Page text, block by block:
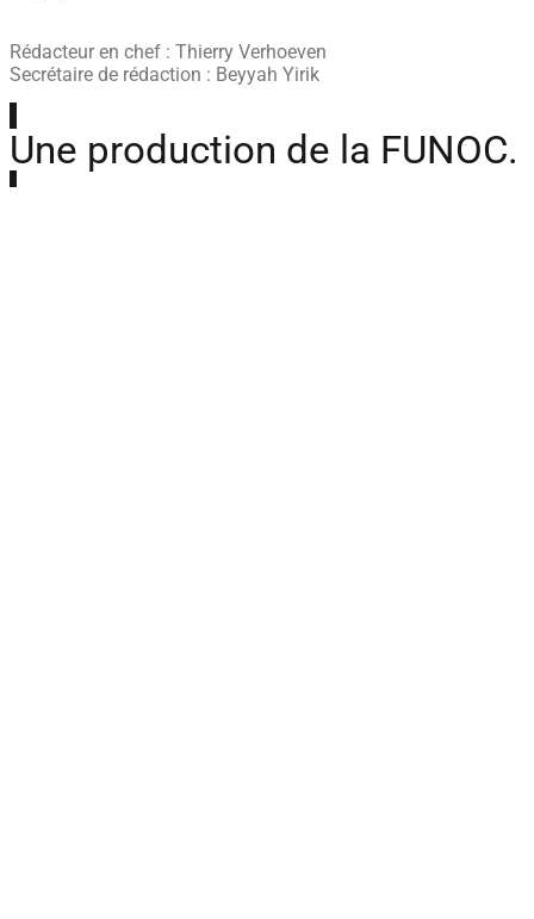
Rédacteur en chef : Thierry Verhoeven
Secrétaire de rédaction : Beyyah Yirik
Une production de la FUNOC.